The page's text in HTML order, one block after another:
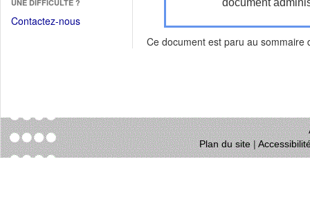
une
nouvelle
UNE DIFFICULTÉ ?
Contactez-nous
document
Ce document est paru au sommaire
Plan du site|